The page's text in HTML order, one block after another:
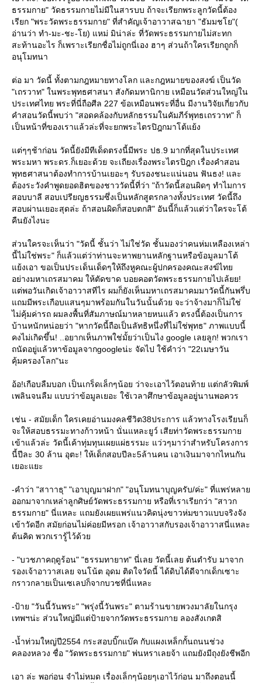
ธรรมกาย" วัดธรรมกายไม่มีในสารบบ ถ้าจะเรียกพระลูกวัดนี้ต้อง
เรียก "พระวัดพระธรรมกาย" ที่สำคัญเจ้าอาวาสฉายา "ธัมมชโย"(
อ่านว่า ทำ-มะ-ชะ-โย) แหม่ มิน่าล่ะ ที่วัดพระธรรมกายไม่สะทก
สะท้านอะไร ก็เพราะเรียกชื่อไม่ถูกนี่เอง ฮาๆ ส่วนถ้าใครเรียกถูกก็
อนุโมทนา
ต่อ มา วัดนี้ ทั้งตามกฎหมายทางโลก และกฎหมายของสงฆ์ เป็นวัด
"เถรวาท" ในพระพุทธศาสนา สังกัดมหานิกาย เหมือนวัดส่วนใหญ่ใน
ประเทศไทย พระที่นี่ถือศีล 227 ข้อเหมือนพระที่อื่น มีงานวิจัยเกี่ยวกับ
คำสอนวัดนี้พบว่า "สอดคล้องกับหลักธรรมในคัมภีร์พุทธเถรวาท" ก็
เป็นหน้าที่ของเราแล้วล่ะที่จะยกพระไตรปิฎกมาโต้แย้ง
ต่ๆๆช้าก่อน วัดนี้ยังมีทีเด็ดตรงนี้มีพระ ปธ.9 มากที่สุดในประเทศ
พระมหา พระดร.ก็เยอะด้วย จะเถียงเรื่องพระไตรปิฎก เรื่องคำสอน
พุทธศาสนาต้องทำการบ้านเยอะๆ รับรองชนะแน่นอน ฟันธง! และ
ต้องระวังคำพูดยอดฮิตของชาววัดนี้ที่ว่า "ถ้าวัดนี้สอนผิดๆ ทำไมการ
สอบบาลี สอบเปรียญธรรมซึ่งเป็นหลักสูตรกลางทั้งประเทศ วัดนี้ถึง
สอบผ่านเยอะสุดล่ะ ถ้าสอนผิดก็สอบตกสิ" อันนี้ก็แล้วแต่ว่าใครจะโต้
คืนยังไงนะ
ส่วนใครจะเห็นว่า "วัดนี้ ชั้นว่า ไม่ใช่วัด ชั้นมองว่าคนห่มเหลืองเหล่า
นี้ไม่ใช่พระ" ก็แล้วแต่ว่าท่านจะหาพยานหลักฐานหรือข้อมูลมาโต้
้งเอา ขอเป็นประเด็นเด็ดๆให้ถึงหูคณะผู้ปกครองคณะสงฆ์ไท
อย่างมหาเถรสมาคม ให้ตัดขาด บอยคอตวัดพระธรรมกายไปเล้ยย!
ต่พอวันเกิดเจ้าอาวาสทีไร ผมก็ยังเห็นมหาเถรสมาคมมาวัดนี้กันพรึ่บ
ถมมีพระเกือบแสนๆมาพร้อมกันในวันนั้นด้วย จะว่าจ้างมาก็ไม่ใช่
ไม่คุ้มค่ารถ ผมลงพื้นที่สัมภาษณ์มาหลายหนแล้ว ตรงนี้ต้องเป็นการ
บ้านหนักหน่อยว่า "หากวัดนี้ถือเป็นลัทธิหนึ่งที่ไม่ใช่พุทธ" ภาพแบบนี้
คงไม่เกิดขึ้น! ..อยากเห็นภาพใช่มั้ยว่าเป็นไง google เลยลูก! พวกเรา
ถนัดอยู่แล้วหาข้อมูลจากgoogleน่ะ จัดไป ใช้คำว่า "22เมษาวัน
คุ้มครองโลก"นะ
อ้อ!เกือบลืมบอก เป็นเกร็ดเล็กๆน้อย ว่าจะเอาไว้ตอนท้าย แต่กลัวพิมพ์
เพลินจนลืม แบบว่าข้อมูลเยอะ ใช้เวลาศึกษาข้อมูลอยู่นานพอควร
เช่น - สมัยเด็ก ใครเคยอ่านมงคลชีวิต38ประการ แล้วทางโรงเรียนก็
จะให้สอบธรรมะทางก้าวหน้า นั่นแหละยูว์ เสียท่าวัดพระธรรมกา
เข้าแล้วล่ะ วัดนี้เค้าทุ่มทุนเผยแผ่ธรรมะ แว่วๆมาว่าสำหรับโครงการ
นี้ปีละ 30 ล้าน อุตะ! ให้เด็กสอบปีละ5ล้านคน เอาเงินมาจากไหนกัน
เยอะแยะ
-คำว่า "สาาาธุ" "เอาบุญมาฝาก" "อนุโมทนาบุญครับ/ค่ะ" ที่แพร่หลา
ออกมาจากเหล่าลูกศิษย์วัดพระธรรมกาย หรือที่เราเรียกว่า "สาวก
ธรรมกาย" นี่แหละ แถมยังเผยแพร่แนวคิดนุ่งขาวห่มขาวแบบจริงจัง
เข้าวัดอีก สมัยก่อนไม่ค่อยมีหรอก เจ้าอาวาสกับรองเจ้าอาวาสนี่แหละ
ต้นคิด พวกเรารู้ไว้ด้ว
- "บวชภาคฤดูร้อน" "ธรรมทายาท" นี่เลย วัดนี้เลย ต้นตำรับ มาจาก
รองเจ้าอาวาสเลย จนโน้ต อุดม ติดใจวัดนี้ ได้ดิบได้ดีจากเด็กเซาะ
กราวกลายเป็นเซเลปก็จากบวชที่นี่แหละ
-ป้าย "วันนี้วันพระ" "พรุ่งนี้วันพระ" ตามร้านขายพวงมาลัยในกรุง
เทพฯน่ะ ส่วนใหญ่มีแต่ป้ายจากวัดพระธรรมกาย ลองสังเกตสิ
-น้ำท่วมใหญ่ปี2554 กระสอบบิ๊กแบ๊ค กับแผงเหล็กกั้นถนนช่วง
คลองหลวง ชื่อ "วัดพระธรรมกาย" พ่นหราเลยจ้า แถมยังมีถุงยังชีพอีก
เอา ล่ะ พอก่อน จำไม่หมด เรื่องเล็กๆน้อยๆเอาไว้ก่อน มาถึงตอนนี้